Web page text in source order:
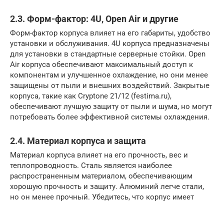
2.3. Форм-фактор: 4U, Open Air и другие
Форм-фактор корпуса влияет на его габариты, удобство
установки и обслуживания. 4U корпуса предназначены
для установки в стандартные серверные стойки. Open
Air корпуса обеспечивают максимальный доступ к
компонентам и улучшенное охлаждение, но они менее
защищены от пыли и внешних воздействий. Закрытые
корпуса, такие как Cryptone 21/12 (festima.ru),
обеспечивают лучшую защиту от пыли и шума, но могут
потребовать более эффективной системы охлаждения.
2.4. Материал корпуса и защита
Материал корпуса влияет на его прочность, вес и
теплопроводность. Сталь является наиболее
распространенным материалом, обеспечивающим
хорошую прочность и защиту. Алюминий легче стали,
но он менее прочный. Убедитесь, что корпус имеет